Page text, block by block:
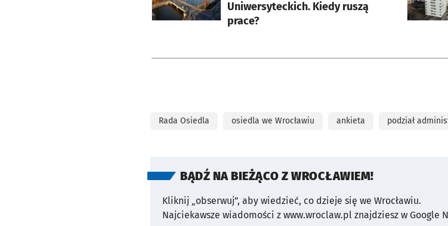
Uniwersyteckich. Kiedy ruszą
prace?
Rada Osiedla osiedla we Wrocławiu ankieta podział
BĄDŹ NA BIEŻĄCO Z WROCŁAWIEM!
Kliknij „obserwuj”, aby wiedzieć, co dzieje się we Wrocławiu.
Najciekawsze wiadomości z www.wroclaw.pl znajdziesz w Google